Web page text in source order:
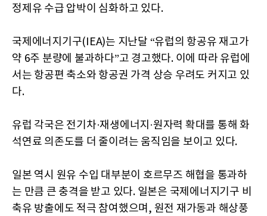
정제유 수급 압박이 심화하고 있다.
국제에너지기구(IEA)는 지난달 “유럽의 항공유 재고가
약 6주 분량에 불과하다”고 경고했다. 이에 따라 유럽에
서는 항공편 축소와 항공권 가격 상승 우려도 커지고 있
다.
유럽 각국은 전기차·재생에너지·원자력 확대를 통해 화
석연료 의존도를 더 줄이려는 움직임을 보이고 있다.
일본 역시 원유 수입 대부분이 호르무즈 해협을 통과하
는 만큼 큰 충격을 받고 있다. 일본은 국제에너지기구 비
축유 방출에도 적극 참여했으며, 원전 재가동과 해상풍